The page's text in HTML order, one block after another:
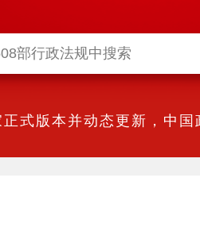
式版本并动态更新，中